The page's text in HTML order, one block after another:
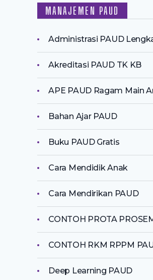
MANAJEMEN PAUD
Administrasi PAUD
Akreditasi PAUD TK KB
APE PAUD Ragam Main
Bahan Ajar PAUD
Buku PAUD Gratis
Cara Mendidik Anak
Cara Mendirikan PAUD
CONTOH PROTA
CONTOH RKM RPPM
Deep Learning PAUD